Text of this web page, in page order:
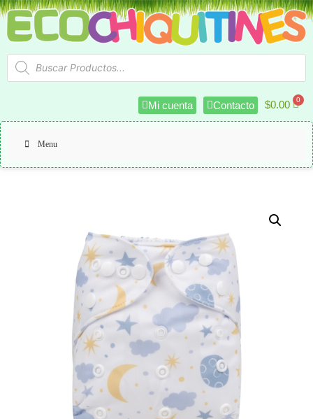
Mi cuenta Contacto $0.00
Menu